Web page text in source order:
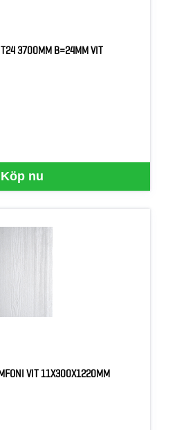
T24 3700MM B=24MM VIT
Köp nu
VIT 11X300X1220MM